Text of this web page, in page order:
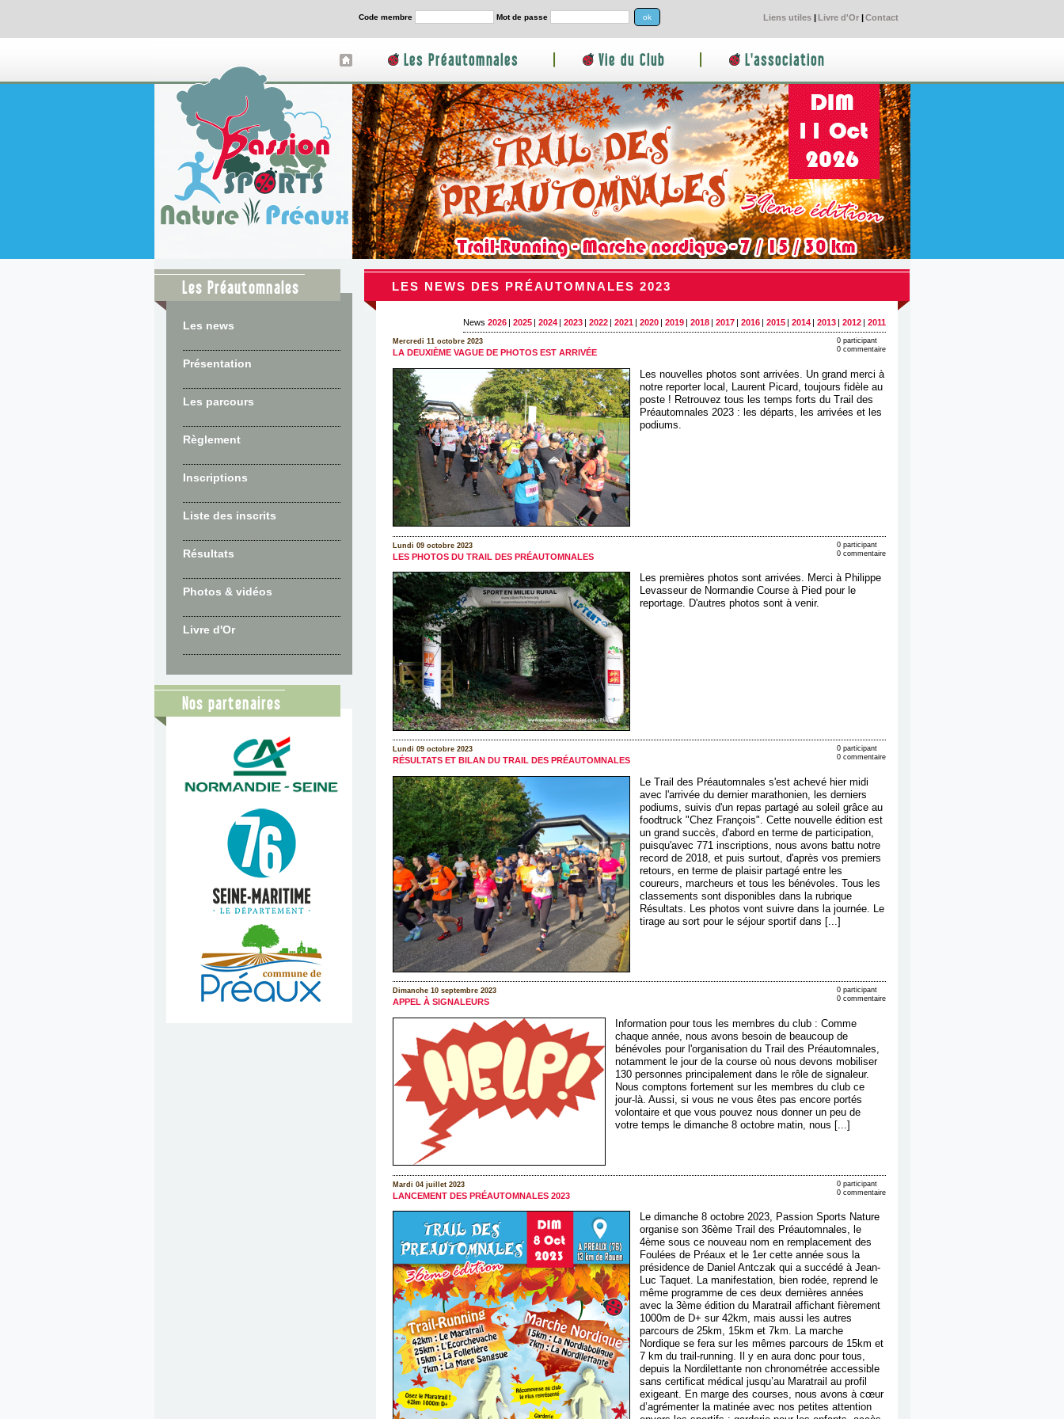
Code membre Mot de passe Liens utiles| Livre d'Or| Contact
Les Préautomnales Vie du Club L'association
Les Préautomnales
Les news
Présentation
Les parcours
Règlement
Inscriptions
Liste des inscrits
Résultats
Photos & vidéos
Livre d'Or
Nos partenaires
LES NEWS DES PRÉAUTOMNALES 2023
News 2026 | 2025 | 2024 | 2023 | 2022 | 2021 | 2020 | 2019 | 2018 | 2017 | 2016 | 2015 | 2014 | 2013 | 2012 | 2011
Mercredi 11 octobre 2023
LA DEUXIÈME VAGUE DE PHOTOS EST ARRIVÉE
0 participant
0 commentaire
Les nouvelles photos sont arrivées. Un grand merci à
notre reporter local, Laurent Picard, toujours fidèle au
poste ! Retrouvez tous les temps forts du Trail des
Préautomnales 2023 : les départs, les arrivées et les
podiums.
Lundi 09 octobre 2023
LES PHOTOS DU TRAIL DES PRÉAUTOMNALES
0 participant
0 commentaire
Les premières photos sont arrivées. Merci à Philippe
Levasseur de Normandie Course à Pied pour le
reportage. D'autres photos sont à venir.
Lundi 09 octobre 2023
RÉSULTATS ET BILAN DU TRAIL DES PRÉAUTOMNALES
0 participant
0 commentaire
Le Trail des Préautomnales s'est achevé hier midi
avec l'arrivée du dernier marathonien, les derniers
podiums, suivis d'un repas partagé au soleil grâce au
foodtruck "Chez François". Cette nouvelle édition est
un grand succès, d'abord en terme de participation,
puisqu'avec 771 inscriptions, nous avons battu notre
record de 2018, et puis surtout, d'après vos premiers
retours, en terme de plaisir partagé entre les
coureurs, marcheurs et tous les bénévoles. Tous les
classements sont disponibles dans la rubrique
Résultats. Les photos vont suivre dans la journée. Le
tirage au sort pour le séjour sportif dans [...]
Dimanche 10 septembre 2023
APPEL À SIGNALEURS
0 participant
0 commentaire
Information pour tous les membres du club : Comme
chaque année, nous avons besoin de beaucoup de
bénévoles pour l'organisation du Trail des Préautomnales,
notamment le jour de la course où nous devons mobiliser
130 personnes principalement dans le rôle de signaleur.
Nous comptons fortement sur les membres du club ce
jour-là. Aussi, si vous ne vous êtes pas encore portés
volontaire et que vous pouvez nous donner un peu de
votre temps le dimanche 8 octobre matin, nous [...]
Mardi 04 juillet 2023
LANCEMENT DES PRÉAUTOMNALES 2023
0 participant
0 commentaire
Le dimanche 8 octobre 2023, Passion Sports Nature
organise son 36ème Trail des Préautomnales, le
4ème sous ce nouveau nom en remplacement des
Foulées de Préaux et le 1er cette année sous la
présidence de Daniel Antczak qui a succédé à Jean-
Luc Taquet. La manifestation, bien rodée, reprend le
même programme de ces deux dernières années
avec la 3ème édition du Maratrail affichant fièrement
1000m de D+ sur 42km, mais aussi les autres
parcours de 25km, 15km et 7km. La marche
Nordique se fera sur les mêmes parcours de 15km et
7 km du trail-running. Il y en aura donc pour tous,
depuis la Nordilettante non chronométrée accessible
sans certificat médical jusqu’au Maratrail au profil
exigeant. En marge des courses, nous avons à cœur
d’agrémenter la matinée avec nos petites attention